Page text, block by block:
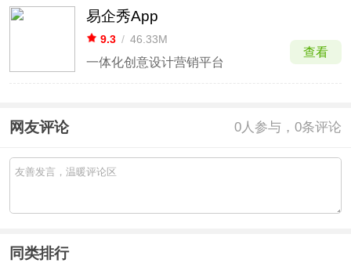
易企秀App
9.3 / 46.33M
一体化创意设计营销平台
查看
网友评论 0人参与，0条评论
同类排行